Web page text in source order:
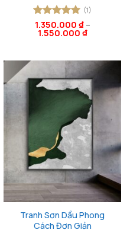
Được xếp
hạng55
(1)
1.350.000 ₫–
1.550.000 ₫
Tranh Sơn Dầu Phong
Cách Đơn Giản